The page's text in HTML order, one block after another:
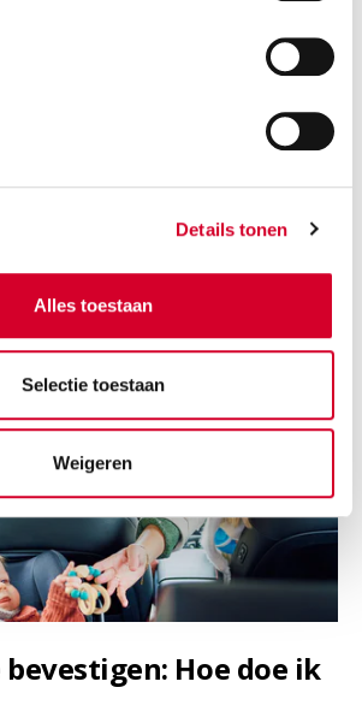
Details tonen
Alles toestaan
Selectie toestaan
Weigeren
Hoe doe ik